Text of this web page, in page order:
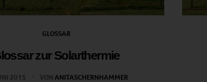
GLOSSAR
zur Solarthermie
2015 VONANITASCHERNHAMMER